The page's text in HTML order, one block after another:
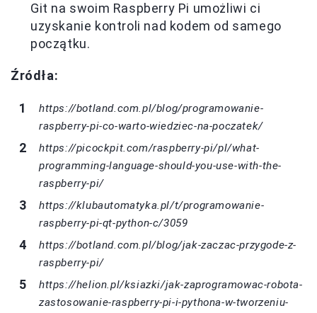
Git na swoim Raspberry Pi umożliwi ci
uzyskanie kontroli nad kodem od samego
początku.
Źródła:
https://botland.com.pl/blog/programowanie-
raspberry-pi-co-warto-wiedziec-na-poczatek/
https://picockpit.com/raspberry-pi/pl/what-
programming-language-should-you-use-with-the-
raspberry-pi/
https://klubautomatyka.pl/t/programowanie-
raspberry-pi-qt-python-c/3059
https://botland.com.pl/blog/jak-zaczac-przygode-z-
raspberry-pi/
https://helion.pl/ksiazki/jak-zaprogramowac-robota-
zastosowanie-raspberry-pi-i-pythona-w-tworzeniu-